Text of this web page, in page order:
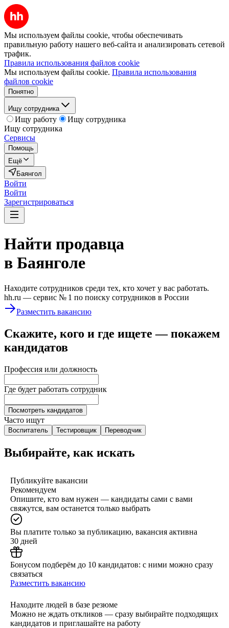
Мы используем файлы cookie, чтобы обеспечивать
правильную работу нашего веб-сайта и анализировать сетевой
трафик.
Правила использования файлов cookie
Мы используем файлы cookie. Правила использования
файлов cookie
Понятно
Ищу сотрудника
Ищу работу
Ищу сотрудника
Ищу сотрудника
Сервисы
Помощь
Ещё
Баянгол
Войти
Войти
Зарегистрироваться
Найти продавца
в Баянголе
Находите сотрудников среди тех, кто хочет у вас работать.
hh.ru — сервис № 1 по поиску сотрудников в России
Разместить вакансию
Скажите, кого и где ищете — покажем
кандидатов
Профессия или должность
Где будет работать сотрудник
Посмотреть кандидатов
Часто ищут
Воспитатель Тестировщик Переводчик
Выбирайте, как искать
Публикуйте вакансии
Рекомендуем
Опишите, кто вам нужен — кандидаты сами с вами
свяжутся, вам останется только выбрать
Вы платите только за публикацию, вакансия активна
30 дней
Бонусом подберём до 10 кандидатов: с ними можно сразу
связаться
Разместить вакансию
Находите людей в базе резюме
Можно не ждать откликов — сразу выбирайте подходящих
кандидатов и приглашайте на работу